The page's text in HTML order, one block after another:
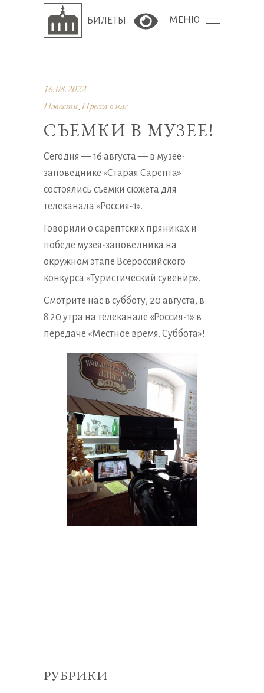
БИЛЕТЫ Версия сайта для
МЕНЮ
16.08.2022
Новости, Пресса о нас
СЪЕМКИ В МУЗЕЕ!
Сегодня — 16 августа — в музее-
заповеднике «Старая Сарепта»
состоялись съемки сюжета для
телеканала «Россия-1».
Говорили о сарептских пряниках и
победе музея-заповедника на
окружном этапе Всероссийского
конкурса «Туристический сувенир».
Смотрите нас в субботу, 20 августа, в
8.20 утра на телеканале «Россия-1» в
передаче «Местное время. Суббота»!
РУБРИКИ